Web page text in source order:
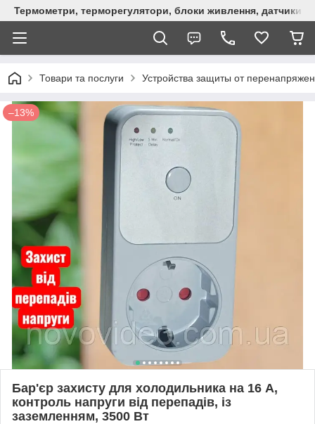
Термометри, терморегулятори, блоки живлення, датчики,
Товари та послуги Устройства защиты от
–13%
Бар'єр захисту для холодильника на 16 А,
контроль напруги від перепадів, із
заземленням, 3500 Вт